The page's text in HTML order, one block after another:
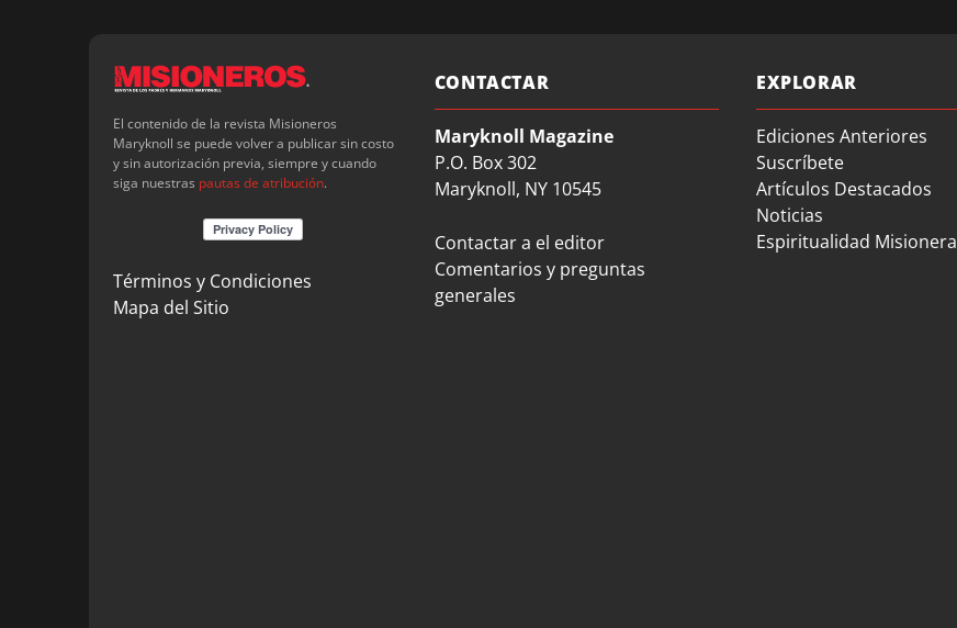
El contenido de la revista Misioneros
Maryknoll se puede volver a publicar sin costo
y sin autorización previa, siempre y cuando
siga nuestras pautas de atribución.
Términos y Condiciones
Mapa del Sitio
CONTACTAR
Maryknoll Magazine
P.O. Box 302
Maryknoll, NY 10545
Contactar a el editor
Comentarios y preguntas
generales
EXPLORAR
Ediciones Anteriores
Suscríbete
Artículos Destacados
Noticias
Espiritualidad Misionera